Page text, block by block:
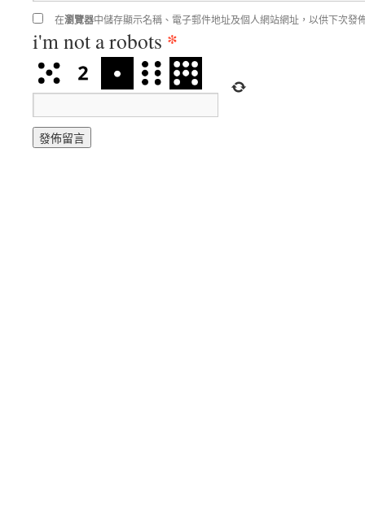
在瀏覽器中儲存顯示名稱、電子郵件地址及個人網站網址，以供下次發
i'm not a robots *